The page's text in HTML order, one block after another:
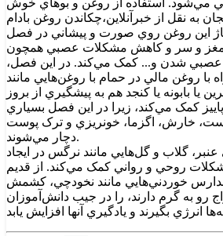
مي‌شود. استفاده از روغن و بوهاي خوش
به نقل از خبرآنلاين،چکاندن روغن بادام
اين روغن روي صورت و پيشاني در فصل
مغز و سر و کاهش مشکلات عصبي همچون
عصبي شدن و... کمک مي‌کند. در اين فصل،
با روغن مالي در حمام با روغن‌هايي مانند
يا بابونه يا کنجد هم به پيشگيري از بروز
کمک مي‌کند، زيرا در اين فصل بسياري
خارش، اگزما، خونريزي و ترک پوست
دچار مي‌شوند.
گلاب و گل‌هايي مانند نرگس در ايجاد
روحي و رواني کمک مي‌کند. از قديم
خوردني‌هايي مانند نخودچي، کشمش
به گرم دارند، را در جيب دانش‌آموزان